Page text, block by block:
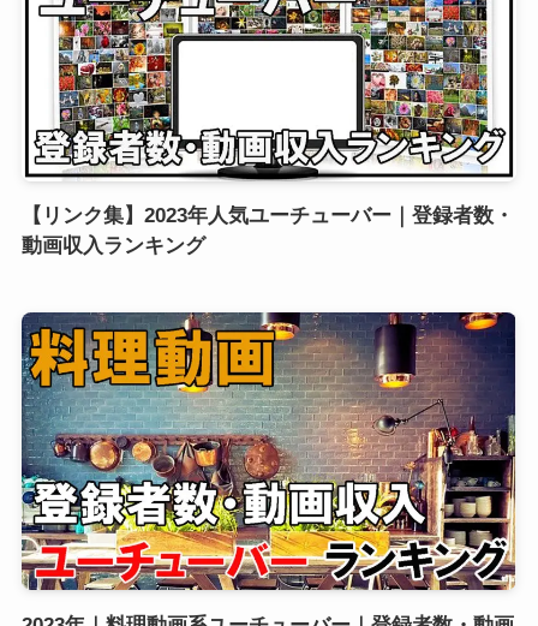
【リンク集】2023年人気ユーチューバー｜登録者数・
動画収入ランキング